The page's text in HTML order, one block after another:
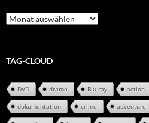
Review-
Archiv
TAG-CLOUD
DVD drama Blu-ray action
dokumentation crime adventure